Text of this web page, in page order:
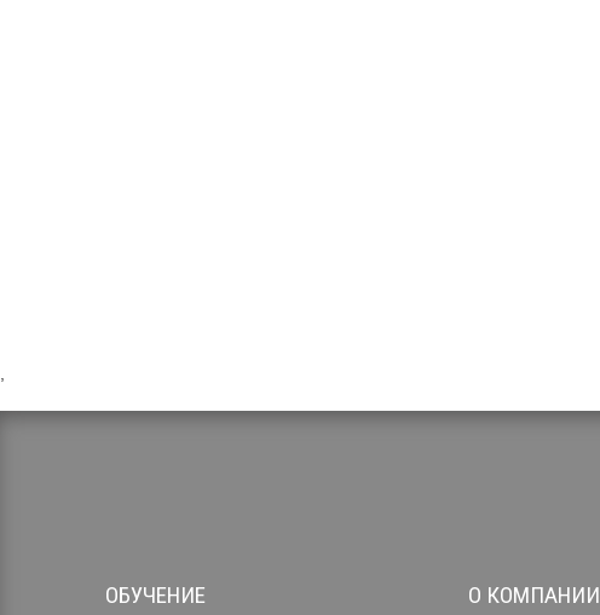
ОБУЧЕНИЕ О КОМПАНИИ